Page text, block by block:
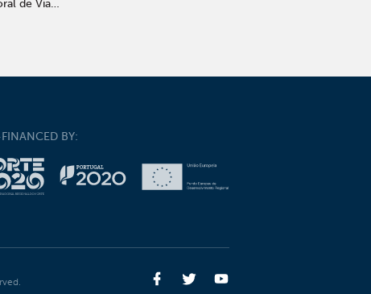
de Viana
BY: